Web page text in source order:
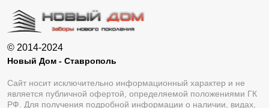
© 2014-2024
Новый Дом - Ставрополь
Сайт носит исключительно информационный характер и не
является публичной офертой, определяемой положениями ГК
РФ. Для получения подробной информации о наличии, видах,